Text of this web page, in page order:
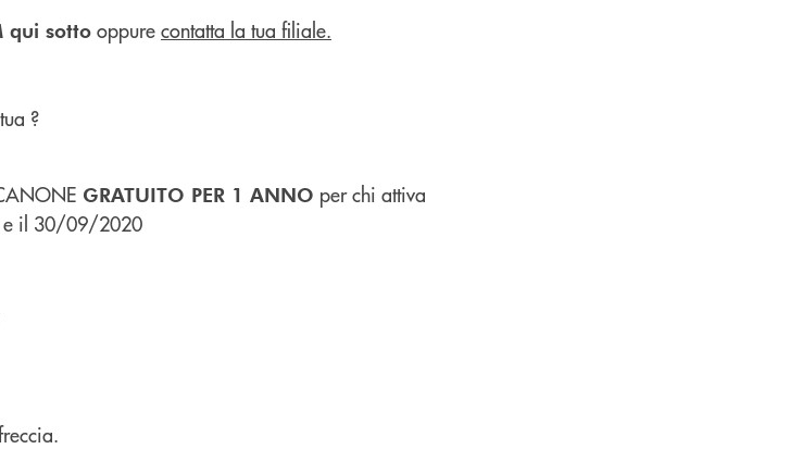
qui sotto oppure contatta la tua filiale.
?
GRATUITO PER 1 ANNO per chi attiva
e il 30/09/2020